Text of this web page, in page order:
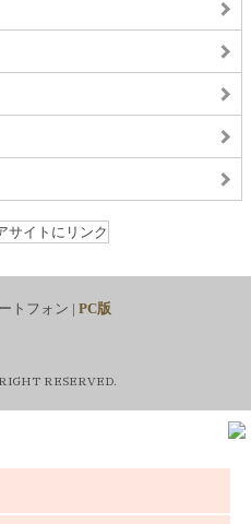
トフォン | PC版
RESERVED.